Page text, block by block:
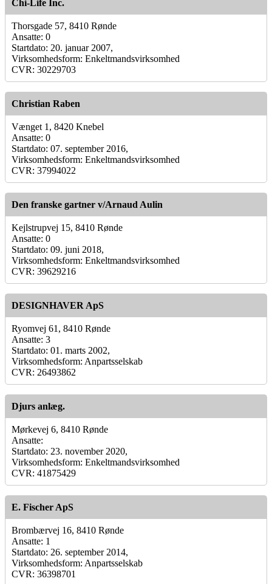
Chi-Life Inc.
Thorsgade 57, 8410 Rønde
Ansatte: 0
Startdato: 20. januar 2007,
Virksomhedsform: Enkeltmandsvirksomhed
CVR: 30229703
Christian Raben
Vænget 1, 8420 Knebel
Ansatte: 0
Startdato: 07. september 2016,
Virksomhedsform: Enkeltmandsvirksomhed
CVR: 37994022
Den franske gartner v/Arnaud Aulin
Kejlstrupvej 15, 8410 Rønde
Ansatte: 0
Startdato: 09. juni 2018,
Virksomhedsform: Enkeltmandsvirksomhed
CVR: 39629216
DESIGNHAVER ApS
Ryomvej 61, 8410 Rønde
Ansatte: 3
Startdato: 01. marts 2002,
Virksomhedsform: Anpartsselskab
CVR: 26493862
Djurs anlæg.
Mørkevej 6, 8410 Rønde
Ansatte:
Startdato: 23. november 2020,
Virksomhedsform: Enkeltmandsvirksomhed
CVR: 41875429
E. Fischer ApS
Brombærvej 16, 8410 Rønde
Ansatte: 1
Startdato: 26. september 2014,
Virksomhedsform: Anpartsselskab
CVR: 36398701